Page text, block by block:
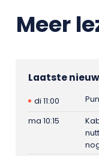
Meer
Laatste
di 11:00
ma 10:15